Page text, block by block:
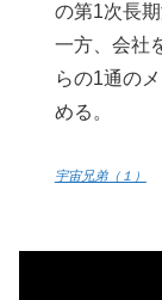
の第1次長
一方、会社
らの1通の
める。
宇宙兄弟（１）